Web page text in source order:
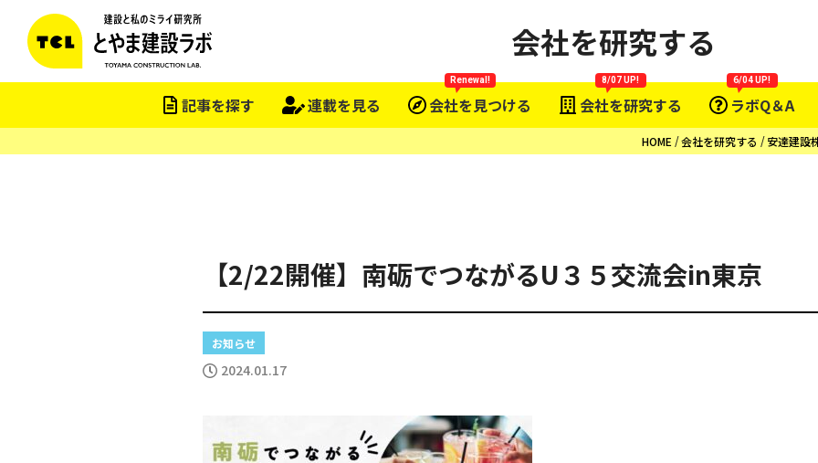
記事を探す 連載を見る 会社を見つける
Renewal!
会社を研究する
8/07 UP!
ラボQ＆A
6/04 UP!
会社を研究する
HOME 会社を研究する 安達建設
【2/22開催】南砺でつながるU３５交流会in東京
お知らせ
2024.01.17
この会社をもっと研究する